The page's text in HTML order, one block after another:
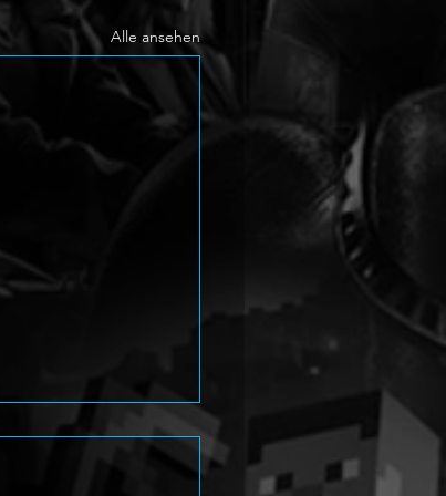
Alle ansehen